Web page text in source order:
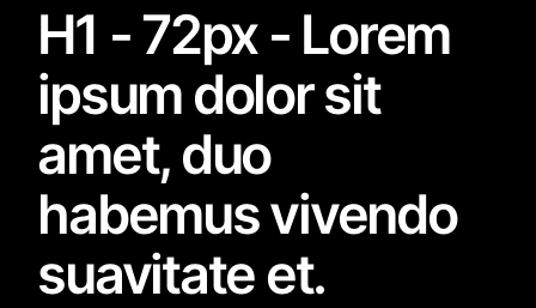
H1 - 72px - Lorem
ipsum dolor sit
amet, duo
habemus vivendo
suavitate et.